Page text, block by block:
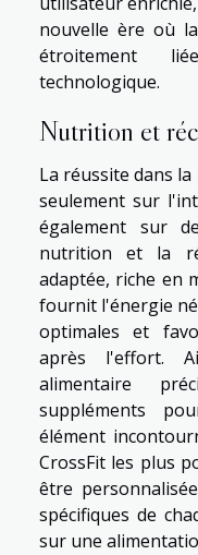
nouvelle ère où
étroitement
technologique.
Nutrition et
La réussite dans
seulement sur
également sur
nutrition et la
adaptée, riche en
fournit l'énergie
optimales et
après l'effort.
alimentaire
suppléments
élément
CrossFit les plus
être
spécifiques de
sur une